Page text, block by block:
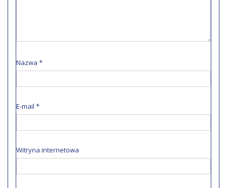
Nazwa *
E-mail *
Witryna internetowa